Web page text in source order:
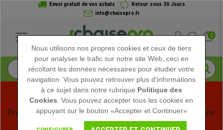
Envoi gratuit de vos achats
Retour sous 30 Jours
info@chaisepro.fr
0
Profitez des soldes d'été chez Chaisepro ! Des réductions
exclusives pour une durée limitée - Voir l'offre
Nous utilisons nos propres cookies et ceux de tiers
pour analyser le trafic sur notre site Web, ceci en
récoltant les données nécessaires pour étudier votre
navigation. Vous pouvez retrouver plus d'informations
à ce sujet dans notre rubrique Politique des
Cookies . Vous pouvez accepter tous les cookies en
appuyant sur le bouton «Accepter et Continuer»